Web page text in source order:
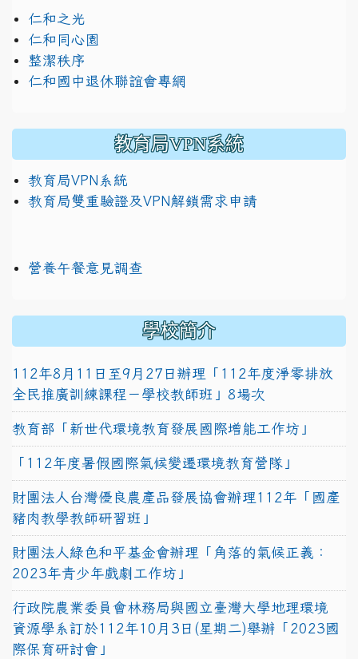
仁和之光
仁和同心園
整潔秩序
仁和國中退休聯誼會專網
教育局VPN系統
教育局VPN系統
教育局雙重驗證及VPN解鎖需求申請
營養午餐意見調查
學校簡介
112年8月11日至9月27日辦理「112年度淨零排放
全民推廣訓練課程－學校教師班」8場次
教育部「新世代環境教育發展國際增能工作坊」
「112年度暑假國際氣候變遷環境教育營隊」
財團法人台灣優良農產品發展協會辦理112年「國產
豬肉教學教師研習班」
財團法人綠色和平基金會辦理「角落的氣候正義：
2023年青少年戲劇工作坊」
行政院農業委員會林務局與國立臺灣大學地理環境
資源學系訂於112年10月3日(星期二)舉辦「2023國
際保育研討會」